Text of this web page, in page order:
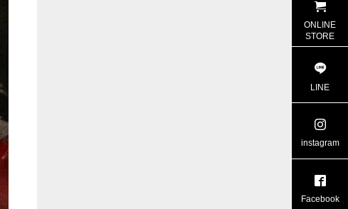
ONLINE
STORE
LINE
instagram
Facebook